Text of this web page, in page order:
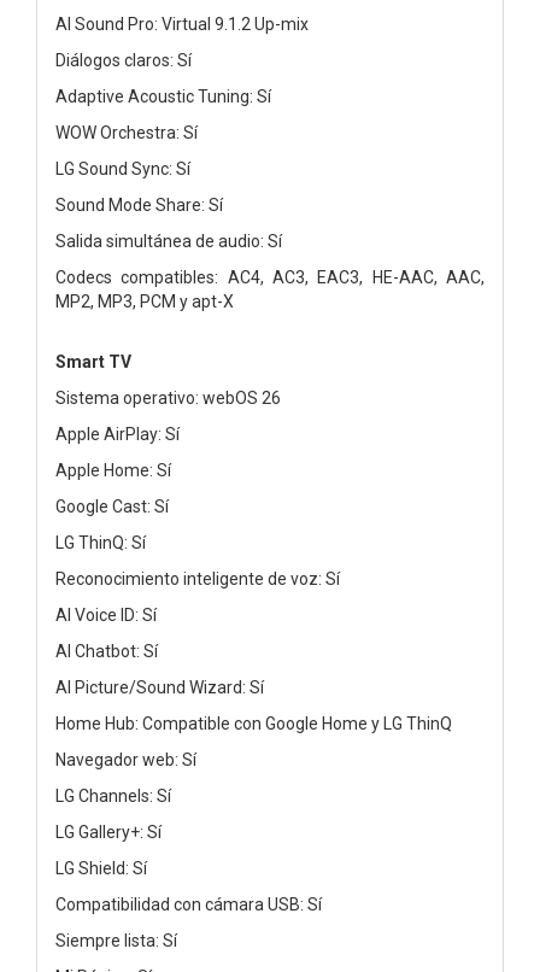
AI Sound Pro: Virtual 9.1.2 Up-mix
Diálogos claros: Sí
Adaptive Acoustic Tuning: Sí
WOW Orchestra: Sí
LG Sound Sync: Sí
Sound Mode Share: Sí
Salida simultánea de audio: Sí
Codecs compatibles: AC4, AC3, EAC3, HE-AAC, AAC,
MP2, MP3, PCM y apt-X
Smart TV
Sistema operativo: webOS 26
Apple AirPlay: Sí
Apple Home: Sí
Google Cast: Sí
LG ThinQ: Sí
Reconocimiento inteligente de voz: Sí
AI Voice ID: Sí
AI Chatbot: Sí
AI Picture/Sound Wizard: Sí
Home Hub: Compatible con Google Home y LG ThinQ
Navegador web: Sí
LG Channels: Sí
LG Gallery+: Sí
LG Shield: Sí
Compatibilidad con cámara USB: Sí
Siempre lista: Sí